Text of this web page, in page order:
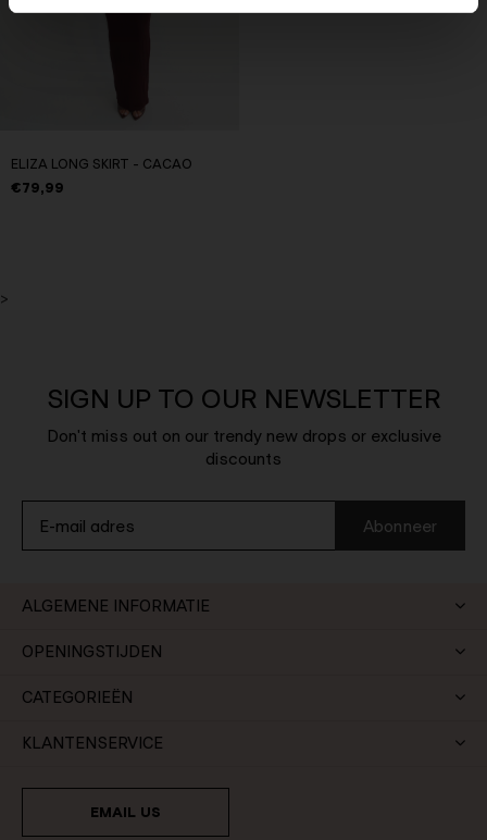
ELIZA LONG SKIRT - CACAO
€79,99
>
SIGN UP TO OUR NEWSLETTER
Don't miss out on our trendy new drops or exclusive
discounts
Abonneer
ALGEMENE INFORMATIE
OPENINGSTIJDEN
CATEGORIEËN
KLANTENSERVICE
EMAIL US